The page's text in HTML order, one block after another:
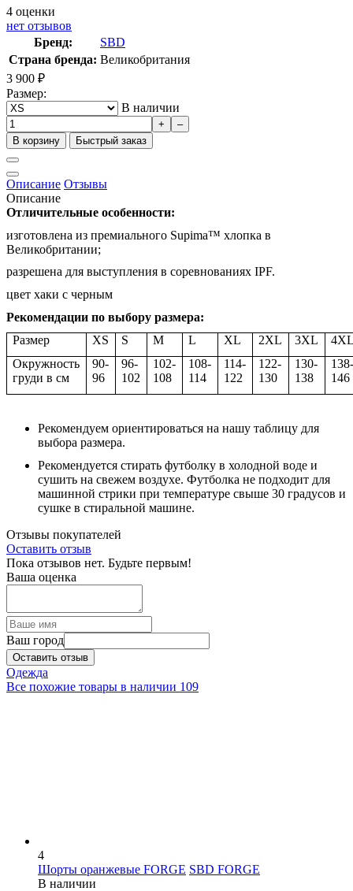
4 оценки
нет отзывов
Бренд:
SBD
Страна бренда: Великобритания
3 900 ₽
Размер:
В наличии
+
–
В корзину
Быстрый заказ
Описание Отзывы
Описание
Отличительные особенности:
изготовлена из премиального Supima™ хлопка в
Великобритании;
разрешена для выступления в соревнованиях IPF.
цвет хаки с черным
Рекомендации по выбору размера:
Размер
XS S M L XL 2XL 3XL
Окружность
груди в см
90-
96
96-
102
102-
108
108-
114
114-
122
122-
130
130-
138
146
Рекомендуем ориентироваться на нашу таблицу для
выбора размера.
Рекомендуется стирать футболку в холодной воде и
сушить на свежем воздухе. Футболка не подходит для
машинной стрики при температуре свыше 30 градусов и
сушке в стиральной машине.
Отзывы покупателей
Оставить отзыв
Пока отзывов нет. Будьте первым!
Ваша оценка
Ваш город
Оставить отзыв
Одежда
Все похожие товары в наличии 109
4
Шорты оранжевые FORGE SBD FORGE
В наличии